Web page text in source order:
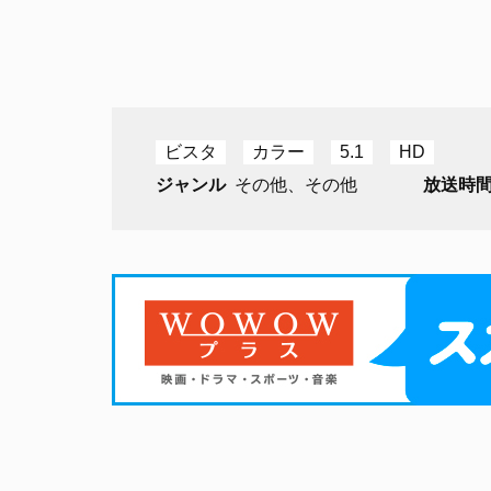
ビスタ カラー 5.1
HD
ジャンル その他、その他 放送時